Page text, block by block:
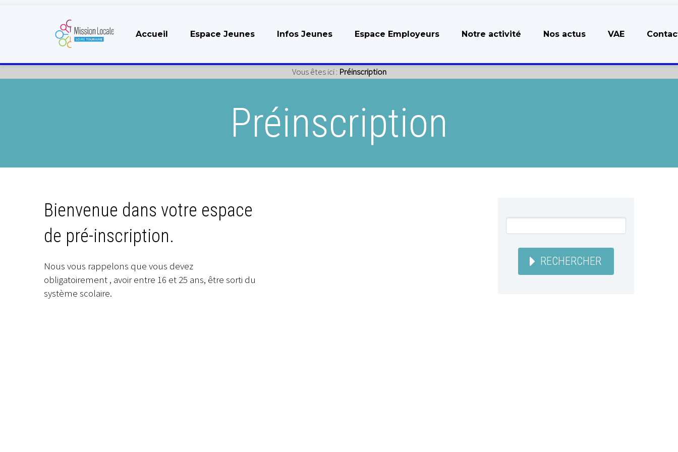
Accueil Espace Jeunes Infos Jeunes Espace Employeurs Notre activité Nos actus VAE
Vous êtes ici : Préinscription
Préinscription
Bienvenue dans votre espace
de pré-inscription.
Nous vous rappelons que vous devez
obligatoirement , avoir entre 16 et 25 ans, être sorti du
système scolaire.
RECHERCHER